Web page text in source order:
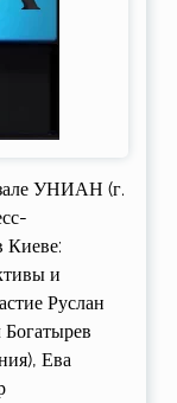
УНИАН (г.
Киеве:
и
Руслан
Ева